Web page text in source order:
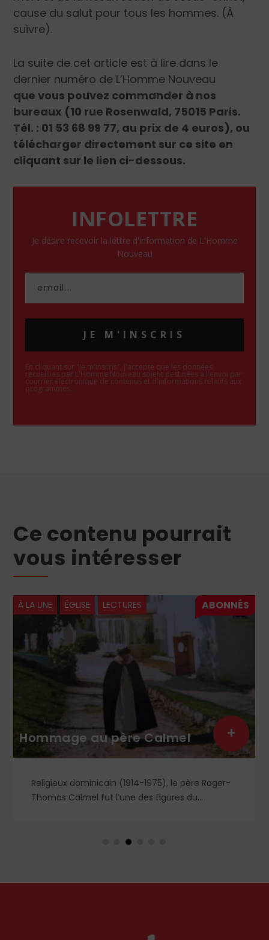
cause du salut pour tous les hommes. (À
suivre).
La suite de cet article est à lire dans le
dernier numéro de L’Homme Nouveau
que vous pouvez commander à nos
bureaux (10 rue Rosenwald, 75015 Paris.
Tél. : 01 53 68 99 77, au prix de 4 euros), ou
télécharger directement sur ce site en
cliquant sur le lien ci-dessous.
INFOLETTRE
Je désire recevoir la lettre d'information de L'Homme
Nouveau
JE M'INSCRIS
En cliquant sur "Je m'inscris", j'accepte que les données
recueillies par L'Homme Nouveau soient destinées à l'envoi par
courrier électronique de contenus et d'informations relatifs aux
programmes.
Ce contenu pourrait
vous intéresser
À LA UNE ÉGLISE LECTURES
Hommage au père Calmel
Religieux dominicain (1914-1975), le père Roger-
Thomas Calmel fut l’une des figures du
ainsi qu’aux antiques observances de son ordre.
siècle. Deux ouvrages récents lui rendent
+